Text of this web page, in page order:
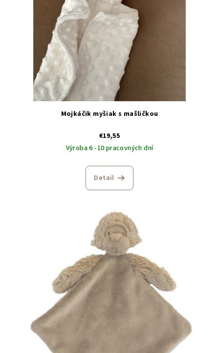
Mojkáčik myšiak s mašličkou
€19,55
Výroba 6 -10 pracovných dní
Detail